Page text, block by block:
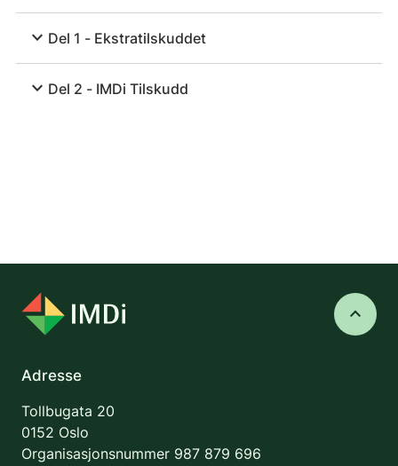
expand_more Del 1 - Ekstratilskuddet
expand_more Del 2 - IMDi Tilskudd
keyboard_arrow_up
Adresse
Tollbugata 20
0152 Oslo
Organisasjonsnummer 987 879 696